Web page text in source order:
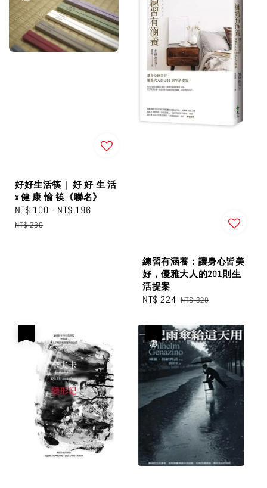
好好生活筷｜ 好 好 生 活
x 健 康 愉 筷《聯名》
Sale
price
NT$ 100 - NT$ 196
NT$ 280
練習有涵養：讓身心皆美
好，優雅大人的201則生
活提案
Sale
NT$ 224 Regular
NT$ 320